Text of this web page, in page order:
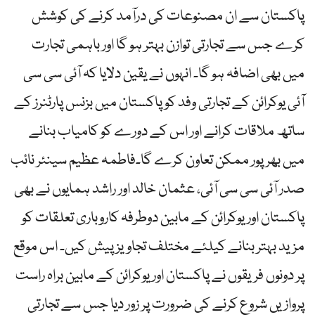
پاکستان سے ان مصنوعات کی درآمد کرنے کی کوشش
کرے جس سے تجارتی توازن بہتر ہو گا اور باہمی تجارت
میں بھی اضافہ ہو گا۔ انہوں نے یقین دلایا کہ آئی سی سی
آئی یوکرائن کے تجارتی وفد کو پاکستان میں بزنس پارٹنرز کے
ساتھ ملاقات کرانے اور اس کے دورے کو کامیاب بنانے
میں بھرپور ممکن تعاون کرے گا۔فاطمہ عظیم سینئر نائب
صدر آئی سی سی آئی، عثمان خالد اور راشد ہمایوں نے بھی
پاکستان اور یوکرائن کے مابین دوطرفہ کاروباری تعلقات کو
مزید بہتر بنانے کیلئے مختلف تجاویز پیش کیں۔ اس موقع
پر دونوں فریقوں نے پاکستان اور یوکرائن کے مابین براہ راست
پروازیں شروع کرنے کی ضرورت پر زور دیا جس سے تجارتی